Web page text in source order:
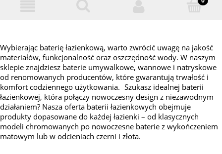
Wybierając baterię łazienkową, warto zwrócić uwagę na jakość
materiałów, funkcjonalność oraz oszczędność wody. W naszym
sklepie znajdziesz baterie umywalkowe, wannowe i natryskowe
od renomowanych producentów, które gwarantują trwałość i
komfort codziennego użytkowania. Szukasz idealnej baterii
łazienkowej, która połączy nowoczesny design z niezawodnym
działaniem? Nasza oferta baterii łazienkowych obejmuje
produkty dopasowane do każdej łazienki – od klasycznych
modeli chromowanych po nowoczesne baterie z wykończeniem
matowym lub w odcieniach czerni i złota.